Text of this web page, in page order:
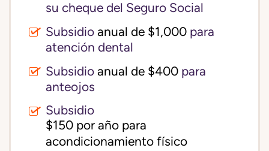
su cheque del Seguro Social
Subsidio anual de $1,000 para
atención dental
Subsidio anual de $400 para
anteojos
Subsidio
$150 por año para
acondicionamiento físico